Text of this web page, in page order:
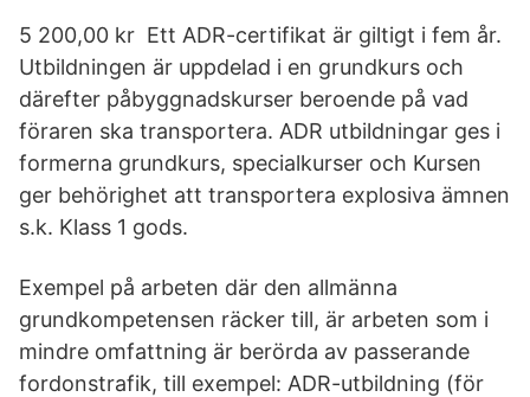
5 200,00 kr Ett ADR-certifikat är giltigt i fem år.
Utbildningen är uppdelad i en grundkurs och
därefter påbyggnadskurser beroende på vad
föraren ska transportera. ADR utbildningar ges i
formerna grundkurs, specialkurser och Kursen
ger behörighet att transportera explosiva ämnen
s.k. Klass 1 gods.
Exempel på arbeten där den allmänna
grundkompetensen räcker till, är arbeten som i
mindre omfattning är berörda av passerande
fordonstrafik, till exempel: ADR-utbildning (för